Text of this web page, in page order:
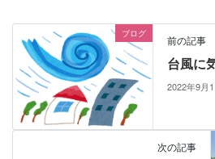
ブログ 前の記事
台風に
2022年9月1
次の記事